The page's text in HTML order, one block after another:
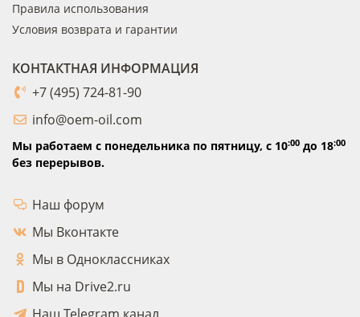
Правила использования
Условия возврата и гарантии
КОНТАКТНАЯ ИНФОРМАЦИЯ
+7 (495) 724-81-90
info@oem-oil.com
Мы работаем с понедельника по пятницу, с 10:00 до 18:00
без перерывов.
Наш форум
Мы Вконтакте
Мы в Одноклассниках
Мы на Drive2.ru